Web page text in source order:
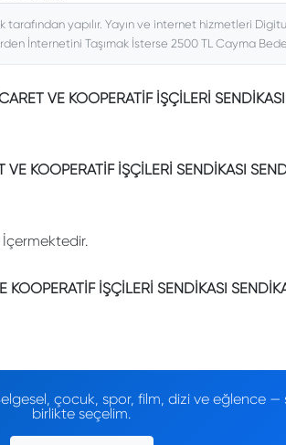
yapılır. Yayın ve internet hizmetleri
İnternetini Taşımak İsterse 2500 TL Cayma
VE KOOPERATİF İŞÇİLERİ
VE KOOPERATİF İŞÇİLERİ SENDİKASI
İçermektedir.
KOOPERATİF İŞÇİLERİ SENDİKASI
çocuk, spor, film, dizi ve eğlence
birlikte seçelim.